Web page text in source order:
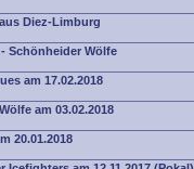
Diez-Limburg
Schönheider Wölfe
am 17.02.2018
am 03.02.2018
20.01.2018